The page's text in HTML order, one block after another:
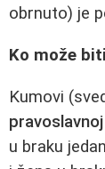
obrnuto) je
Ko može
Kumovi
u braku